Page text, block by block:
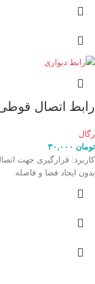
رابط اتصال قوطی 25 به
رگال
تومان
کاربرد: قرارگیری جهت
بدون ایجاد فضا و فاصله